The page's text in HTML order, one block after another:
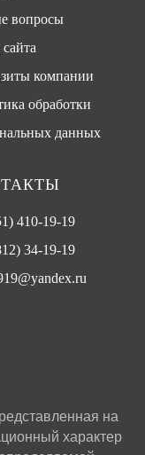
вопросы
компании
обработки
данных
410-19-19
34-19-19
на
характер